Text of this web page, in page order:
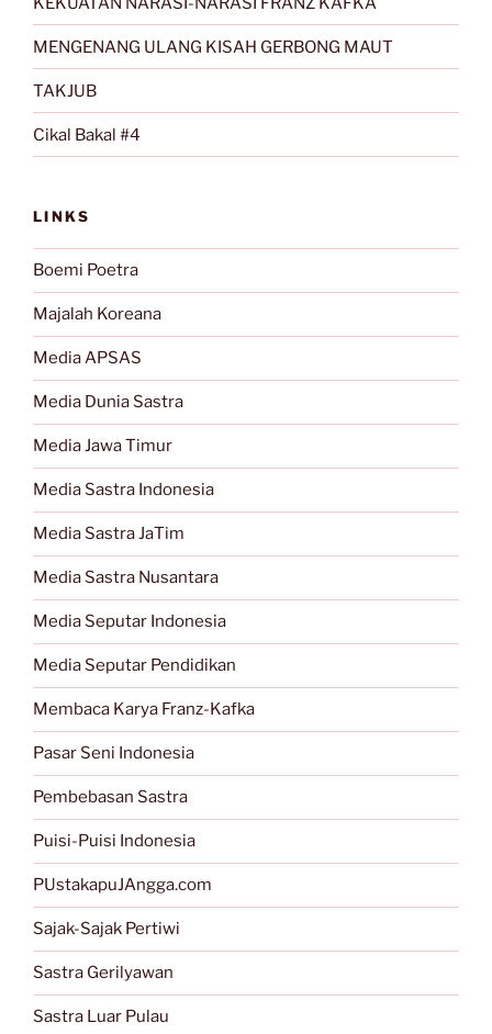
MENGENANG ULANG KISAH GERBONG MAUT
TAKJUB
Cikal Bakal #4
LINKS
Boemi Poetra
Majalah Koreana
Media APSAS
Media Dunia Sastra
Media Jawa Timur
Media Sastra Indonesia
Media Sastra JaTim
Media Sastra Nusantara
Media Seputar Indonesia
Media Seputar Pendidikan
Membaca Karya Franz-Kafka
Pasar Seni Indonesia
Pembebasan Sastra
Puisi-Puisi Indonesia
PUstakapuJAngga.com
Sajak-Sajak Pertiwi
Sastra Gerilyawan
Sastra Luar Pulau